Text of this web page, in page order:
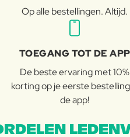
Op alle bestellingen. Altijd.
TOEGANG TOT DE APP
De beste ervaring met 10%
korting op je eerste
de app!